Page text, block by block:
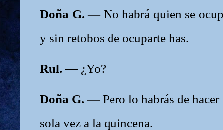
Doña G. — No habrá quien se
y sin retobos de ocuparte has.
Rul. — ¿Yo?
Doña G. —Pero lo habrás de
sola vez a la quincena.